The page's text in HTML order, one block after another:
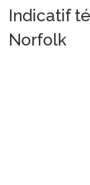
Indicatif
Norfolk